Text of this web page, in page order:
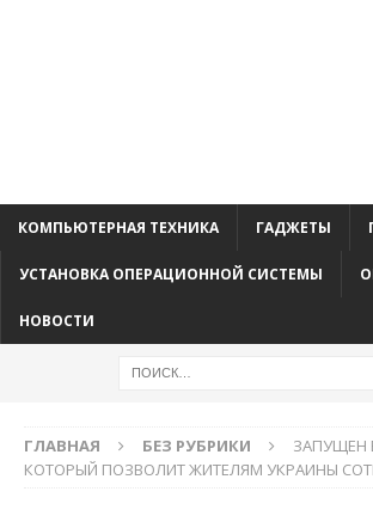
КОМПЬЮТЕРНАЯ ТЕХНИКА ГАДЖЕТЫ
УСТАНОВКА ОПЕРАЦИОННОЙ СИСТЕМЫ
НОВОСТИ
ГЛАВНАЯ БЕЗ РУБРИКИ
ЗАПУЩЕН
КОТОРЫЙ ПОЗВОЛИТ ЖИТЕЛЯМ УКРАИНЫ